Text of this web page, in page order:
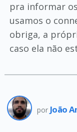
pra informar
usamos o
obriga, a
caso ela não
por João